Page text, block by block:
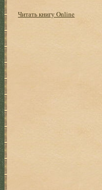
Читать книгу Online